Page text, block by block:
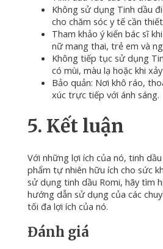
Không sử dụng Tinh dầu
cho chăm sóc y tế cần
Tham khảo ý kiến ​​bác sĩ
nữ mang thai, trẻ em và
Không tiếp tục sử dụng
có mùi, màu lạ hoặc khi
Bảo quản: Nơi khô ráo,
xúc trực tiếp với ánh sáng.
5. Kết luận
Với những lợi ích của nó, tinh
phẩm tự nhiên hữu ích cho sức
sử dụng tinh dầu Romi, hãy tìm
hướng dẫn sử dụng của các
tối đa lợi ích của nó.
Đánh giá